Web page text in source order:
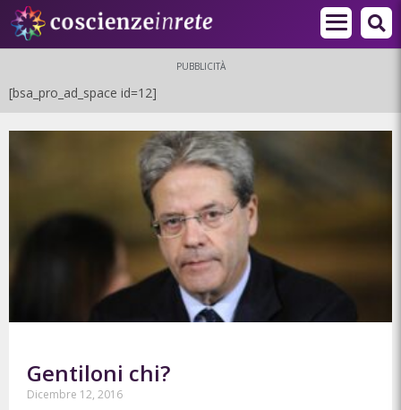
PUBBLICITÀ
[bsa_pro_ad_space id=12]
Gentiloni chi?
Dicembre 12, 2016